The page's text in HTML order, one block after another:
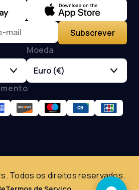
Subscrever
Moeda
Euro (€)
Todos os direitos reservados.